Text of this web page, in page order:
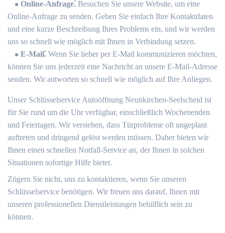
Online-Anfrage⁚ Besuchen Sie unsere Website, um eine
Online-Anfrage zu senden.​ Geben Sie einfach Ihre Kontaktdaten
und eine kurze Beschreibung Ihres Problems ein, und wir werden
uns so schnell wie möglich mit Ihnen in Verbindung setzen.​
E-Mail⁚ Wenn Sie lieber per E-Mail kommunizieren möchten,
können Sie uns jederzeit eine Nachricht an unsere E-Mail-Adresse
senden. Wir antworten so schnell wie möglich auf Ihre Anliegen.​
Unser Schlüsselservice Autoöffnung Neunkirchen-Seelscheid ist
für Sie rund um die Uhr verfügbar, einschließlich Wochenenden
und Feiertagen.​ Wir verstehen, dass Türprobleme oft ungeplant
auftreten und dringend gelöst werden müssen.​ Daher bieten wir
Ihnen einen schnellen Notfall-Service an, der Ihnen in solchen
Situationen sofortige Hilfe bietet.​
Zögern Sie nicht, uns zu kontaktieren, wenn Sie unseren
Schlüsselservice benötigen.​ Wir freuen uns darauf, Ihnen mit
unseren professionellen Dienstleistungen behilflich sein zu
können.​